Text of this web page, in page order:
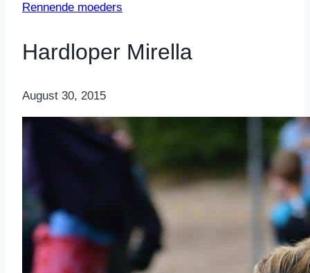
Rennende moeders
Hardloper Mirella
ByNicole
August 30, 2015